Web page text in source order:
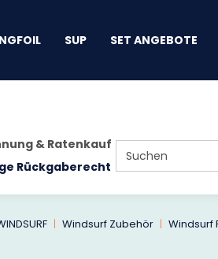
SUP SET ANGEBOTE
& Ratenkauf
Rückgaberecht
Windsurf Zubehör Windsurf